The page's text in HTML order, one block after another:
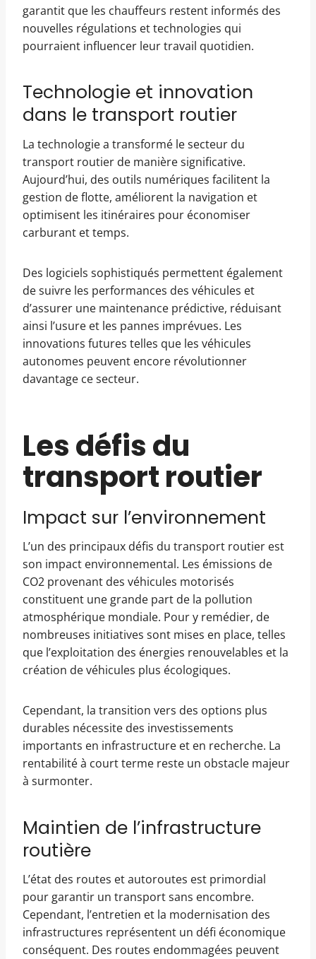
garantit que les chauffeurs restent informés des
nouvelles régulations et technologies qui
pourraient influencer leur travail quotidien.
Technologie et innovation
dans le transport routier
La technologie a transformé le secteur du
transport routier de manière significative.
Aujourd’hui, des outils numériques facilitent la
gestion de flotte, améliorent la navigation et
optimisent les itinéraires pour économiser
carburant et temps.
Des logiciels sophistiqués permettent également
de suivre les performances des véhicules et
d’assurer une maintenance prédictive, réduisant
ainsi l’usure et les pannes imprévues. Les
innovations futures telles que les véhicules
autonomes peuvent encore révolutionner
davantage ce secteur.
Les défis du
transport routier
Impact sur l’environnement
L’un des principaux défis du transport routier est
son impact environnemental. Les émissions de
CO2 provenant des véhicules motorisés
constituent une grande part de la pollution
atmosphérique mondiale. Pour y remédier, de
nombreuses initiatives sont mises en place, telles
que l’exploitation des énergies renouvelables et la
création de véhicules plus écologiques.
Cependant, la transition vers des options plus
durables nécessite des investissements
importants en infrastructure et en recherche. La
rentabilité à court terme reste un obstacle majeur
à surmonter.
Maintien de l’infrastructure
routière
L’état des routes et autoroutes est primordial
pour garantir un transport sans encombre.
Cependant, l’entretien et la modernisation des
infrastructures représentent un défi économique
conséquent. Des routes endommagées peuvent